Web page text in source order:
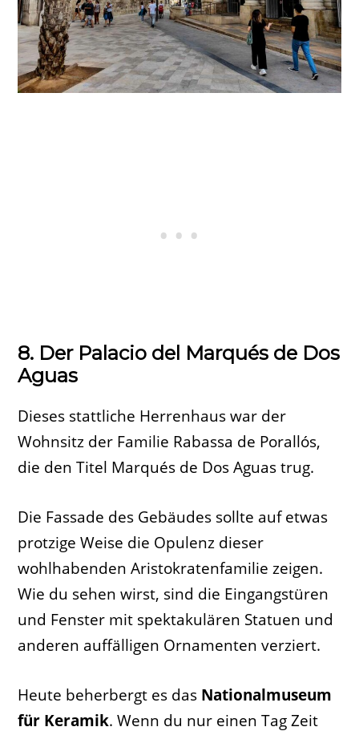
8. Der Palacio del Marqués de Dos
Aguas
Dieses stattliche Herrenhaus war der
Wohnsitz der Familie Rabassa de Porallós,
die den Titel Marqués de Dos Aguas trug.
Die Fassade des Gebäudes sollte auf etwas
protzige Weise die Opulenz dieser
wohlhabenden Aristokratenfamilie zeigen.
Wie du sehen wirst, sind die Eingangstüren
und Fenster mit spektakulären Statuen und
anderen auffälligen Ornamenten verziert.
Heute beherbergt es das Nationalmuseum
für Keramik. Wenn du nur einen Tag Zeit